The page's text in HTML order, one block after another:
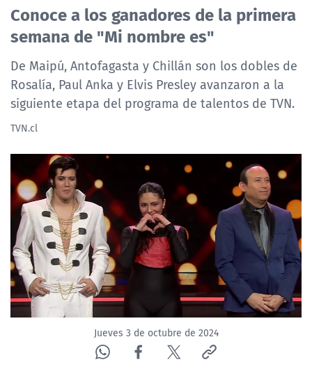
ACTUALIDAD Y TENDENCIAS
CORPORATIVO Y TRANSPARENCIA
CANAL DE DENUNCIAS
Conoce a los ganadores de la primera
semana de "Mi nombre es"
De Maipú, Antofagasta y Chillán son los dobles de
Rosalía, Paul Anka y Elvis Presley avanzaron a la
siguiente etapa del programa de talentos de TVN.
TVN.cl
Jueves 3 de octubre de 2024